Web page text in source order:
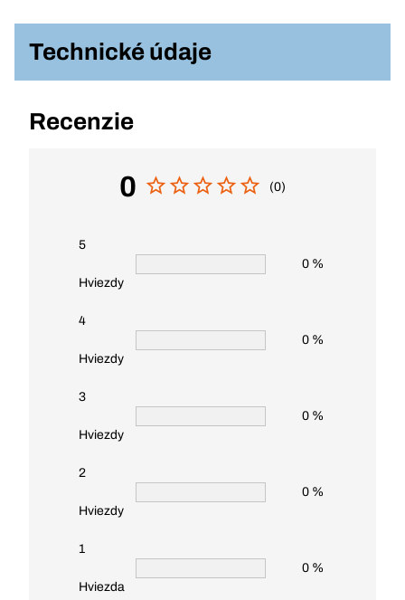
Technické údaje
Recenzie
0 (0)
5
Hviezdy
0 %
4
Hviezdy
0 %
3
Hviezdy
0 %
2
Hviezdy
0 %
1
Hviezda
0 %